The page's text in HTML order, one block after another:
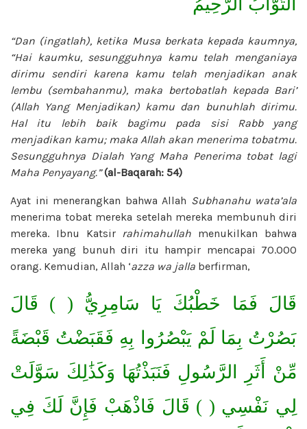
“Dan (ingatlah), ketika Musa berkata kepada kaumnya,
“Hai kaumku, sesungguhnya kamu telah menganiaya
dirimu sendiri karena kamu telah menjadikan anak
lembu (sembahanmu), maka bertobatlah kepada Bari’
(Allah Yang Menjadikan) kamu dan bunuhlah dirimu.
Hal itu lebih baik bagimu pada sisi Rabb yang
menjadikan kamu; maka Allah akan menerima tobatmu.
Sesungguhnya Dialah Yang Maha Penerima tobat lagi
Maha Penyayang.”(al-Baqarah: 54)
Ayat ini menerangkan bahwa Allah Subhanahu wata’ala
menerima tobat mereka setelah mereka membunuh diri
mereka. Ibnu Katsir rahimahullah menukilkan bahwa
mereka yang bunuh diri itu hampir mencapai 70.000
orang. Kemudian, Allah ‘azza wa jalla berfirman,
قَالَ فَمَا خَطْبُكَ يَا سَامِرِيُّ ( ) قَالَ
بَصُرْتُ بِمَا لَمْ يَبْصُرُوا بِهِ فَقَبَضْتُ قَبْضَةً
مِّنْ أَثَرِ الرَّسُولِ فَنَبَذْتُهَا وَكَذَٰلِكَ سَوَّلَتْ
لِي نَفْسِي ( ) قَالَ فَاذْهَبْ فَإِنَّ لَكَ فِي